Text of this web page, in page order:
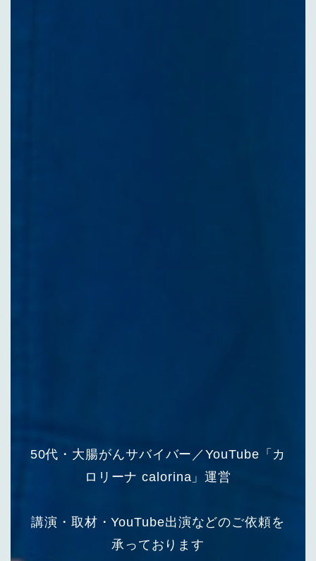
50代・大腸がんサバイバー／YouTube「カ
ロリーナ calorina」運営
講演・取材・YouTube出演などのご依頼を
承っております